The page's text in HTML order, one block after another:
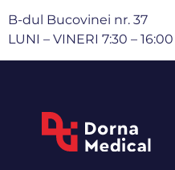
B-dul Bucovinei nr. 37
LUNI – VINERI 7:30 – 16:00